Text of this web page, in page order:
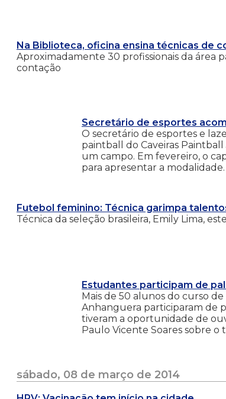
Na Biblioteca, oficina ensina técnicas de
Aproximadamente 30 profissionais da área
contação
Secretário de esportes
O secretário de esportes e
paintball do Caveiras
um campo. Em fevereiro, o
para apresentar a
Futebol feminino: Técnica garimpa
Técnica da seleção brasileira, Emily Lima,
Estudantes participam de
Mais de 50 alunos do curso
Anhanguera participaram de
tiveram a oportunidade de
Paulo Vicente Soares sobre
sábado, 08 de março de 2014